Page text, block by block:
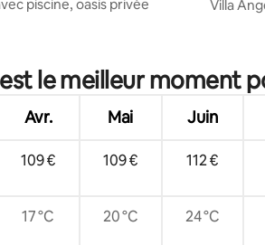
piscine, oasis privée
Villa
le meilleur moment
Avr. Mai Juin
109 € 109 € 112 €
17 °C 20 °C 24 °C